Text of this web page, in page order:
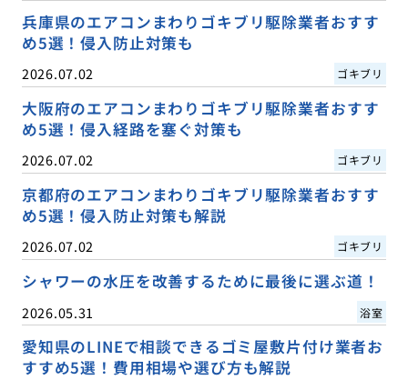
兵庫県のエアコンまわりゴキブリ駆除業者おすす
め5選！侵入防止対策も
2026.07.02 ゴキブリ
大阪府のエアコンまわりゴキブリ駆除業者おすす
め5選！侵入経路を塞ぐ対策も
2026.07.02 ゴキブリ
京都府のエアコンまわりゴキブリ駆除業者おすす
め5選！侵入防止対策も解説
2026.07.02 ゴキブリ
シャワーの水圧を改善するために最後に選ぶ道！
2026.05.31 浴室
愛知県のLINEで相談できるゴミ屋敷片付け業者お
すすめ5選！費用相場や選び方も解説